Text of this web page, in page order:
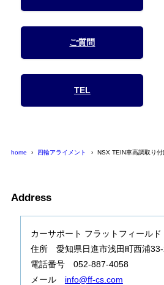
ご質問
TEL
home 四輪アライメント NSX TEIN車高調取り
Address
カーサポート フラットフィールド
住所 愛知県日進市浅田町西浦
電話番号 052-887-4058
メール info@ff-cs.com